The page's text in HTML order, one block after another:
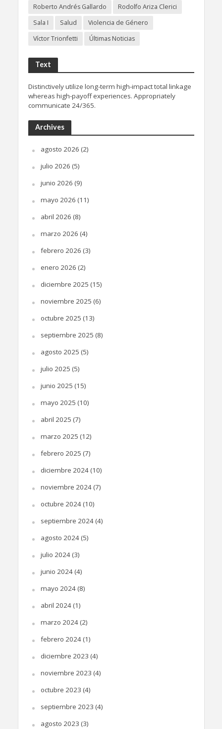
Roberto Andrés Gallardo
Rodolfo Ariza Clerici
Sala I
Salud
Violencia de Género
Víctor Trionfetti
Últimas Noticias
Text
Distinctively utilize long-term high-impact total linkage
whereas high-payoff experiences. Appropriately
communicate 24/365.
Archives
agosto 2026 (2)
julio 2026 (5)
junio 2026 (9)
mayo 2026 (11)
abril 2026 (8)
marzo 2026 (4)
febrero 2026 (3)
enero 2026 (2)
diciembre 2025 (15)
noviembre 2025 (6)
octubre 2025 (13)
septiembre 2025 (8)
agosto 2025 (5)
julio 2025 (5)
junio 2025 (15)
mayo 2025 (10)
abril 2025 (7)
marzo 2025 (12)
febrero 2025 (7)
diciembre 2024(10)
noviembre 2024(7)
octubre 2024(10)
septiembre 2024(4)
agosto 2024(5)
julio 2024(3)
junio 2024(4)
mayo 2024(8)
abril 2024(1)
marzo 2024(2)
febrero 2024(1)
diciembre 2023 (4)
noviembre 2023 (4)
octubre 2023 (4)
septiembre 2023 (4)
agosto 2023 (3)